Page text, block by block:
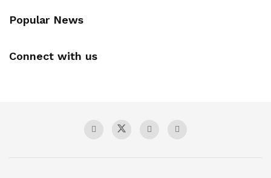
Popular News
Connect with us